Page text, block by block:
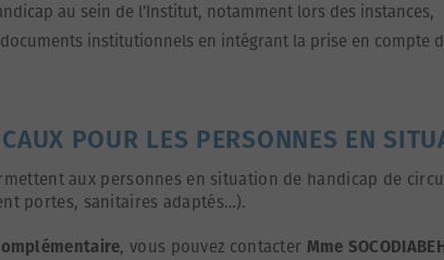
au sein de l’Institut, notamment lors des instances,
institutionnels en intégrant la prise en compte
POUR LES PERSONNES EN
aux personnes en situation de handicap de
portes, sanitaires adaptés…).
, vous pouvez contacter Mme